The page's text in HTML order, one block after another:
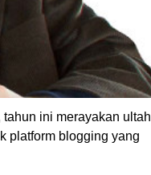
ini merayakan ultah
platform blogging yang